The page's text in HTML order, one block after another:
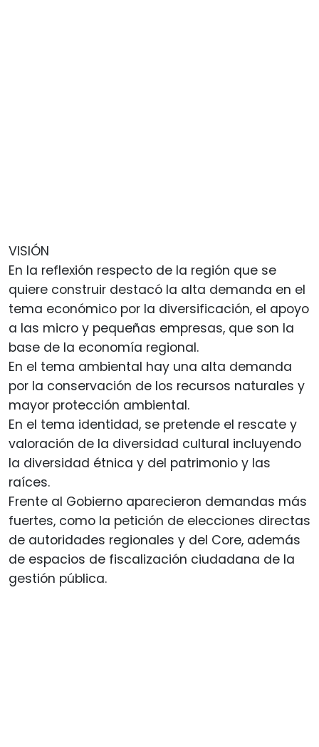
VISIÓN
En la reflexión respecto de la región que se
quiere construir destacó la alta demanda en el
tema económico por la diversificación, el apoyo
a las micro y pequeñas empresas, que son la
base de la economía regional.
En el tema ambiental hay una alta demanda
por la conservación de los recursos naturales y
mayor protección ambiental.
En el tema identidad, se pretende el rescate y
valoración de la diversidad cultural incluyendo
la diversidad étnica y del patrimonio y las
raíces.
Frente al Gobierno aparecieron demandas más
fuertes, como la petición de elecciones directas
de autoridades regionales y del Core, además
de espacios de fiscalización ciudadana de la
gestión pública.